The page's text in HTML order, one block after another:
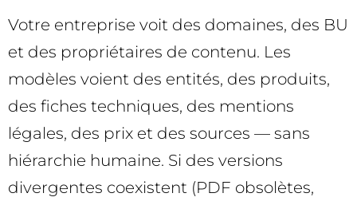
Votre entreprise voit des domaines, des BU
et des propriétaires de contenu. Les
modèles voient des entités, des produits,
des fiches techniques, des mentions
légales, des prix et des sources — sans
hiérarchie humaine. Si des versions
divergentes coexistent (PDF obsolètes,